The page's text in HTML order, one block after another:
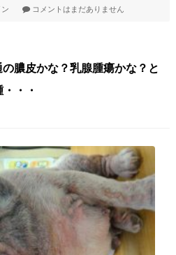
コメントはまだありません
の膿皮かな？乳腺腫瘍かな？と
・・